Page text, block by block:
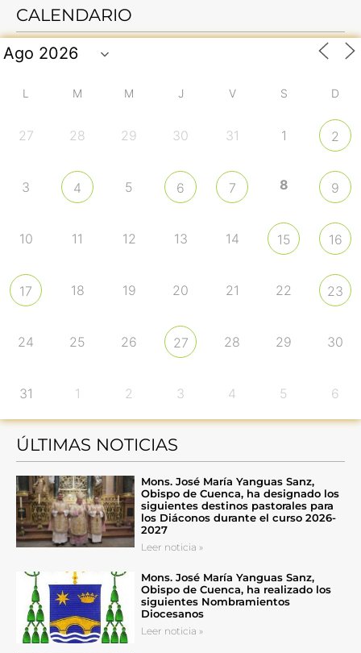
CALENDARIO
L M M J V S D
27 28 29 30 31 1 2
3 4 5 6 7 8 9
10 11 12 13 14 15 16
17 18 19 20 21 22 23
24 25 26 27 28 29 30
31 1 2 3 4 5 6
ÚLTIMAS NOTICIAS
Mons. José María Yanguas Sanz,
Obispo de Cuenca, ha designado los
siguientes destinos pastorales para
los Diáconos durante el curso 2026-
2027
Leer noticia »
Mons. José María Yanguas Sanz,
Obispo de Cuenca, ha realizado los
siguientes Nombramientos
Diocesanos
Leer noticia »